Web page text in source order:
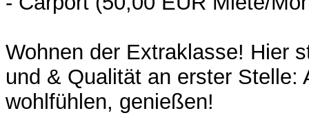
Wohnen der Extraklasse! Hier
und & Qualität an erster Stelle:
wohlfühlen, genießen!